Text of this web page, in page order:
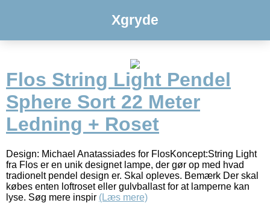
Xgryde
Flos String Light Pendel
Sphere Sort 22 Meter
Ledning + Roset
Design: Michael Anatassiades for FlosKoncept:String Light
fra Flos er en unik designet lampe, der gør op med hvad
tradionelt pendel design er. Skal opleves. Bemærk Der skal
købes enten loftroset eller gulvballast for at lamperne kan
lyse. Søg mere inspir (Læs mere)